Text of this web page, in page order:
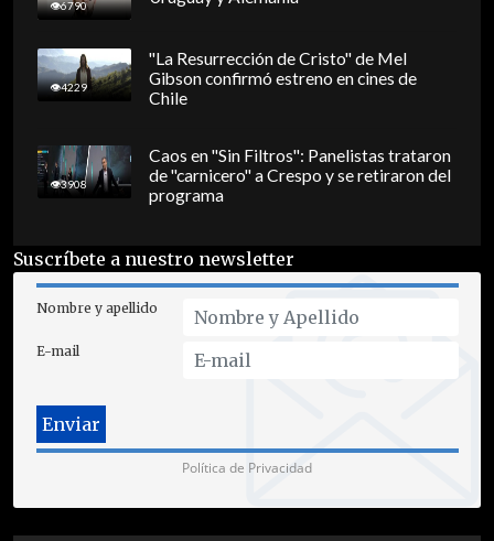
6790
4229
"La Resurrección de Cristo" de Mel
Gibson confirmó estreno en cines de
Chile
3908
Caos en "Sin Filtros": Panelistas trataron
de "carnicero" a Crespo y se retiraron del
programa
Suscríbete a nuestro newsletter
Nombre y apellido
E-mail
Política de Privacidad